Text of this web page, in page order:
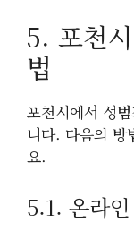
5. 포천
법
포천시에서 성
니다. 다음의 방
요.
5.1. 온라